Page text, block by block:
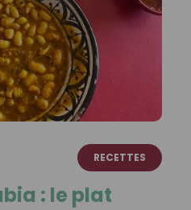
RECETTES
: le plat